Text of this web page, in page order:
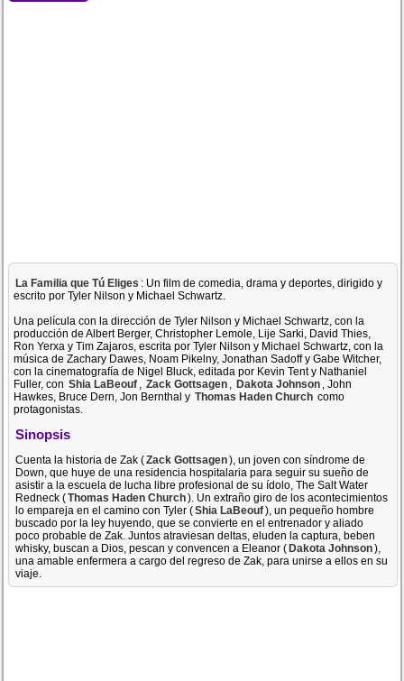
La Familia que Tú Eliges : Un film de comedia, drama y deportes, dirigido y
escrito por Tyler Nilson y Michael Schwartz.
Una película con la dirección de Tyler Nilson y Michael Schwartz, con la
producción de Albert Berger, Christopher Lemole, Lije Sarki, David Thies,
Ron Yerxa y Tim Zajaros, escrita por Tyler Nilson y Michael Schwartz, con la
música de Zachary Dawes, Noam Pikelny, Jonathan Sadoff y Gabe Witcher,
con la cinematografía de Nigel Bluck, editada por Kevin Tent y Nathaniel
Fuller, con Shia LaBeouf , Zack Gottsagen , Dakota Johnson , John
Hawkes, Bruce Dern, Jon Bernthal y Thomas Haden Church como
protagonistas.
Sinopsis
Cuenta la historia de Zak (Zack Gottsagen), un joven con síndrome de
Down, que huye de una residencia hospitalaria para seguir su sueño de
asistir a la escuela de lucha libre profesional de su ídolo, The Salt Water
Redneck (Thomas Haden Church). Un extraño giro de los acontecimientos
lo empareja en el camino con Tyler (Shia LaBeouf), un pequeño hombre
buscado por la ley huyendo, que se convierte en el entrenador y aliado
poco probable de Zak. Juntos atraviesan deltas, eluden la captura, beben
whisky, buscan a Dios, pescan y convencen a Eleanor (Dakota Johnson),
una amable enfermera a cargo del regreso de Zak, para unirse a ellos en su
viaje.